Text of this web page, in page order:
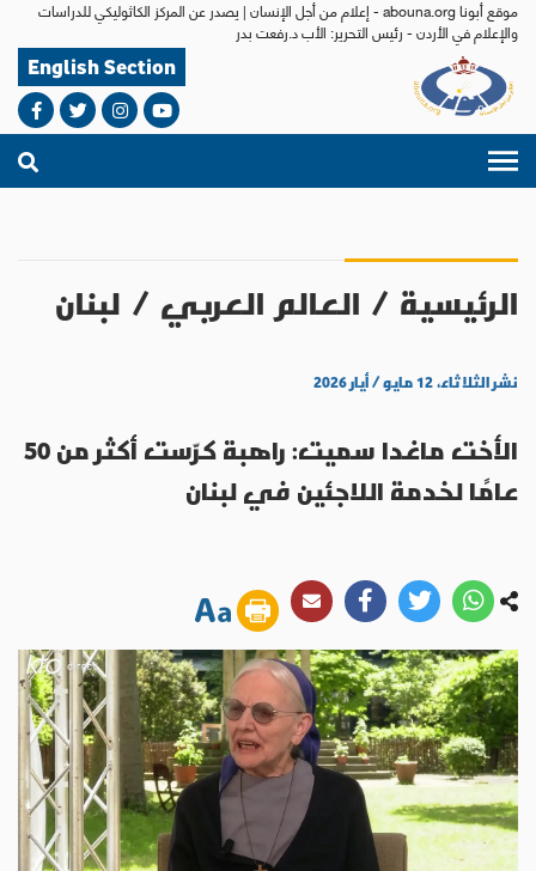
موقع أبونا abouna.org - إعلام من أجل الإنسان | يصدر عن المركز الكاثوليكي للدراسات
والإعلام في الأردن - رئيس التحرير: الأب د.رفعت بدر
English Section
الرئيسية / العالم العربي / لبنان
نشر الثلاثاء، ١٢ مايو / أيار ٢٠٢٦
الأخت ماغدا سميت: راهبة كرّست أكثر من 50
عامًا لخدمة اللاجئين في لبنان